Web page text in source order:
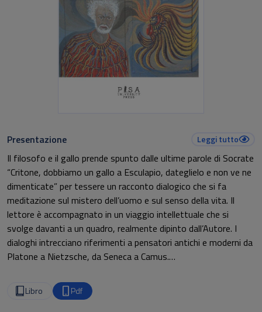
Presentazione Leggi tutto
Il filosofo e il gallo prende spunto dalle ultime parole di Socrate
“Critone, dobbiamo un gallo a Esculapio, dateglielo e non ve ne
dimenticate” per tessere un racconto dialogico che si fa
meditazione sul mistero dell’uomo e sul senso della vita. Il
lettore è accompagnato in un viaggio intellettuale che si
svolge davanti a un quadro, realmente dipinto dall’Autore. I
dialoghi intrecciano riferimenti a pensatori antichi e moderni da
Platone a Nietzsche, da Seneca a Camus.
grandi questioni ambientali. L’opera è al contempo racconto e
saggio: una tela letteraria che invita a interrogarsi sul mistero
Libro Pdf